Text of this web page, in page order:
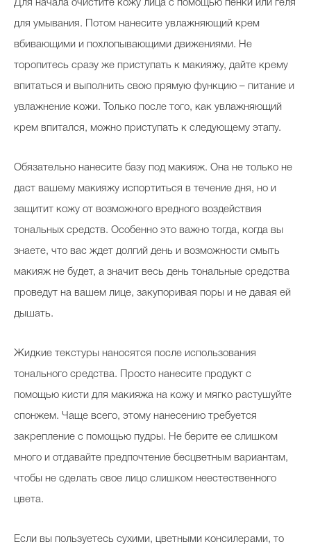
Для начала очистите кожу лица с помощью пенки или геля
для умывания. Потом нанесите увлажняющий крем
вбивающими и похлопывающими движениями. Не
торопитесь сразу же приступать к макияжу, дайте крему
впитаться и выполнить свою прямую функцию – питание и
увлажнение кожи. Только после того, как увлажняющий
крем впитался, можно приступать к следующему этапу.
Обязательно нанесите базу под макияж. Она не только не
даст вашему макияжу испортиться в течение дня, но и
защитит кожу от возможного вредного воздействия
тональных средств. Особенно это важно тогда, когда вы
знаете, что вас ждет долгий день и возможности смыть
макияж не будет, а значит весь день тональные средства
проведут на вашем лице, закупоривая поры и не давая ей
дышать.
Жидкие текстуры наносятся после использования
тонального средства. Просто нанесите продукт с
помощью кисти для макияжа на кожу и мягко растушуйте
спонжем. Чаще всего, этому нанесению требуется
закрепление с помощью пудры. Не берите ее слишком
много и отдавайте предпочтение бесцветным вариантам,
чтобы не сделать свое лицо слишком неестественного
цвета.
Если вы пользуетесь сухими, цветными консилерами, то